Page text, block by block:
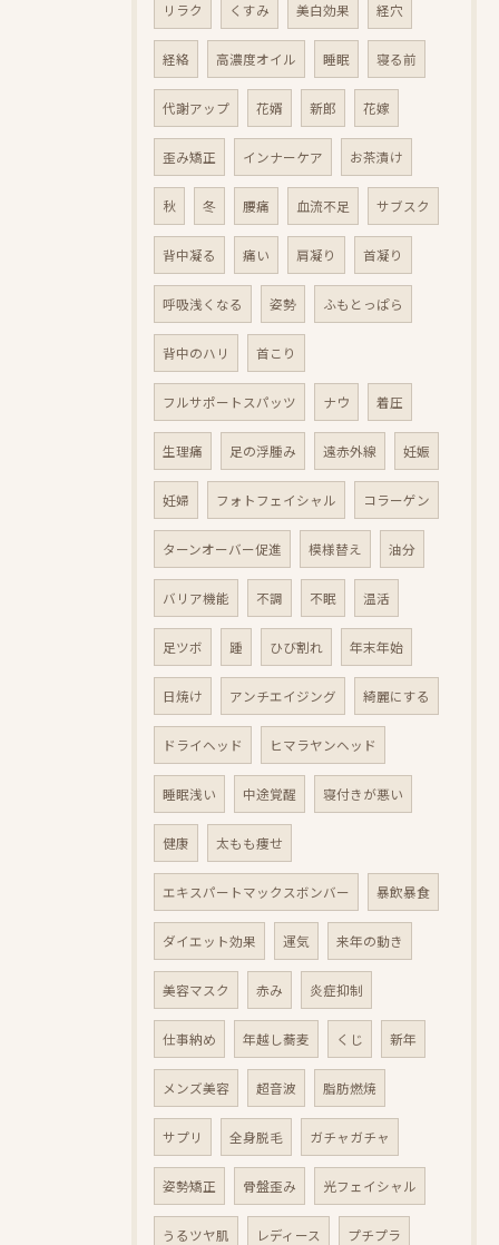
リラク くすみ 美白効果 経穴
経絡 高濃度オイル 睡眠 寝る前
代謝アップ 花婿 新郎 花嫁
歪み矯正 インナーケア お茶漬け
秋 冬 腰痛 血流不足 サブスク
背中凝る 痛い 肩凝り 首凝り
呼吸浅くなる 姿勢 ふもとっぱら
背中のハリ 首こり
フルサポートスパッツ ナウ 着圧
生理痛 足の浮腫み 遠赤外線 妊娠
妊婦 フォトフェイシャル コラーゲン
ターンオーバー促進 模様替え 油分
バリア機能 不調 不眠 温活
足ツボ 踵 ひび割れ 年末年始
日焼け アンチエイジング 綺麗にする
ドライヘッド ヒマラヤンヘッド
睡眠浅い 中途覚醒 寝付きが悪い
健康 太もも痩せ
エキスパートマックスボンバー 暴飲暴食
ダイエット効果 運気 来年の動き
美容マスク 赤み 炎症抑制
仕事納め 年越し蕎麦 くじ 新年
メンズ美容 超音波 脂肪燃焼
サプリ 全身脱毛 ガチャガチャ
姿勢矯正 骨盤歪み 光フェイシャル
うるツヤ肌 レディース プチプラ